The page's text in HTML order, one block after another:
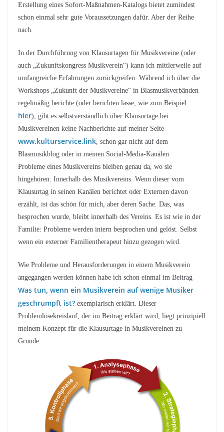
Erstellung eines Sofort-Maßnahmen-Katalogs bietet zumindest
schon einmal sehr gute Voraussetzungen dafür. Aber der Reihe
nach.
In der Durchführung von Klausurtagen für Musikvereine (oder
auch „Zukunftskongress Musikverein“) kann ich mittlerweile auf
umfangreiche Erfahrungen zurückgreifen. Während ich über die
Workshops „Zukunft der Musikvereine“ in Blasmusikverbänden
regelmäßig berichte (oder berichten lasse, wie zum Beispiel
hier), gibt es selbstverständlich über Klausurtage bei
Musikvereinen keine Nachberichte auf meiner Seite
www.kulturservice.link , schon gar nicht auf dem
Blasmusikblog oder in meinen Social-Media-Kanälen.
Probleme eines Musikvereins bleiben genau da, wo sie
hingehören: Innerhalb des Musikvereins. Wenn dieser vom
Klausurtag in seinen Kanälen berichtet oder Externen davon
erzählt, ist das schön für mich, aber deren Sache. Das, was
besprochen wurde, bleibt innerhalb des Vereins. Es ist wie in der
Familie: Probleme werden intern besprochen und gelöst. Selbst
wenn ein externer Familientherapeut hinzu gezogen wird.
Wie Probleme und Herausforderungen in einem Musikverein
angegangen werden können habe ich schon einmal im Beitrag
Was tun, wenn ein Musikverein auf wenige Musiker
geschrumpft ist? exemplarisch erklärt. Dieser
Problemlösekreislauf, der im Beitrag erklärt wird, liegt prinzipiell
meinem Konzept für die Klausurtage in Musikvereinen zu
Grunde: